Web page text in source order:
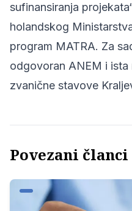
sufinansiranja
holandskog
program MATRA. Za
odgovoran ANEM i ista
zvanične stavove
Povezani članci